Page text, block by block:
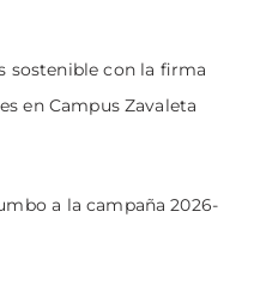
sostenible con la firma
en Campus Zavaleta
a la campaña 2026-